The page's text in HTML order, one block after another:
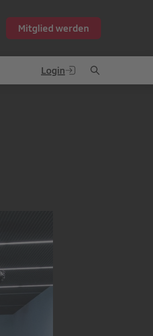
Mitglied werden
Login